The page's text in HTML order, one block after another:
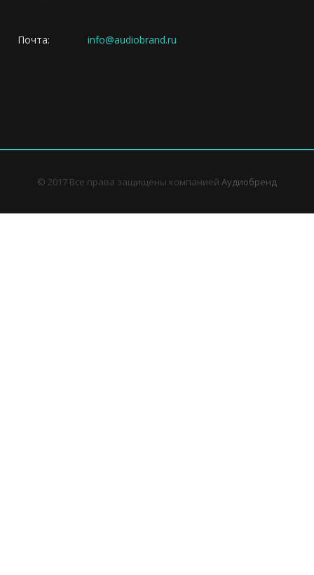
Почта: info@audiobrand.ru
© 2017 Все права защищены компанией Аудиобренд